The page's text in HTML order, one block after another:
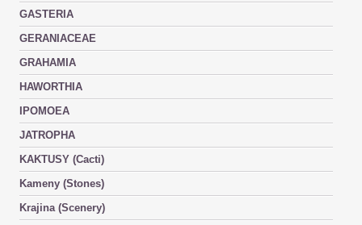
GASTERIA
GERANIACEAE
GRAHAMIA
HAWORTHIA
IPOMOEA
JATROPHA
KAKTUSY (Cacti)
Kameny (Stones)
Krajina (Scenery)